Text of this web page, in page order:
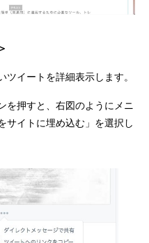
イートを詳細表示します。
押すと、右図のようにメニ
サイトに埋め込む」を選択し